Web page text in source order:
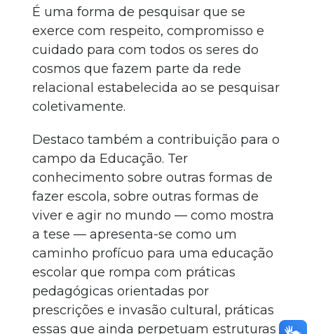
É uma forma de pesquisar que se
exerce com respeito, compromisso e
cuidado para com todos os seres do
cosmos que fazem parte da rede
relacional estabelecida ao se pesquisar
coletivamente.
Destaco também a contribuição para o
campo da Educação. Ter
conhecimento sobre outras formas de
fazer escola, sobre outras formas de
viver e agir no mundo — como mostra
a tese — apresenta-se como um
caminho profícuo para uma educação
escolar que rompa com práticas
pedagógicas orientadas por
prescrições e invasão cultural, práticas
essas que ainda perpetuam estruturas